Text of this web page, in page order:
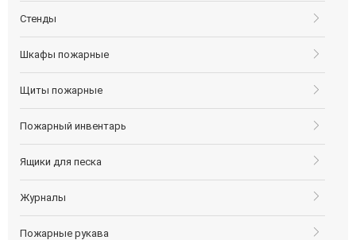
Стенды
Шкафы пожарные
Щиты пожарные
Пожарный инвентарь
Ящики для песка
Журналы
Пожарные рукава